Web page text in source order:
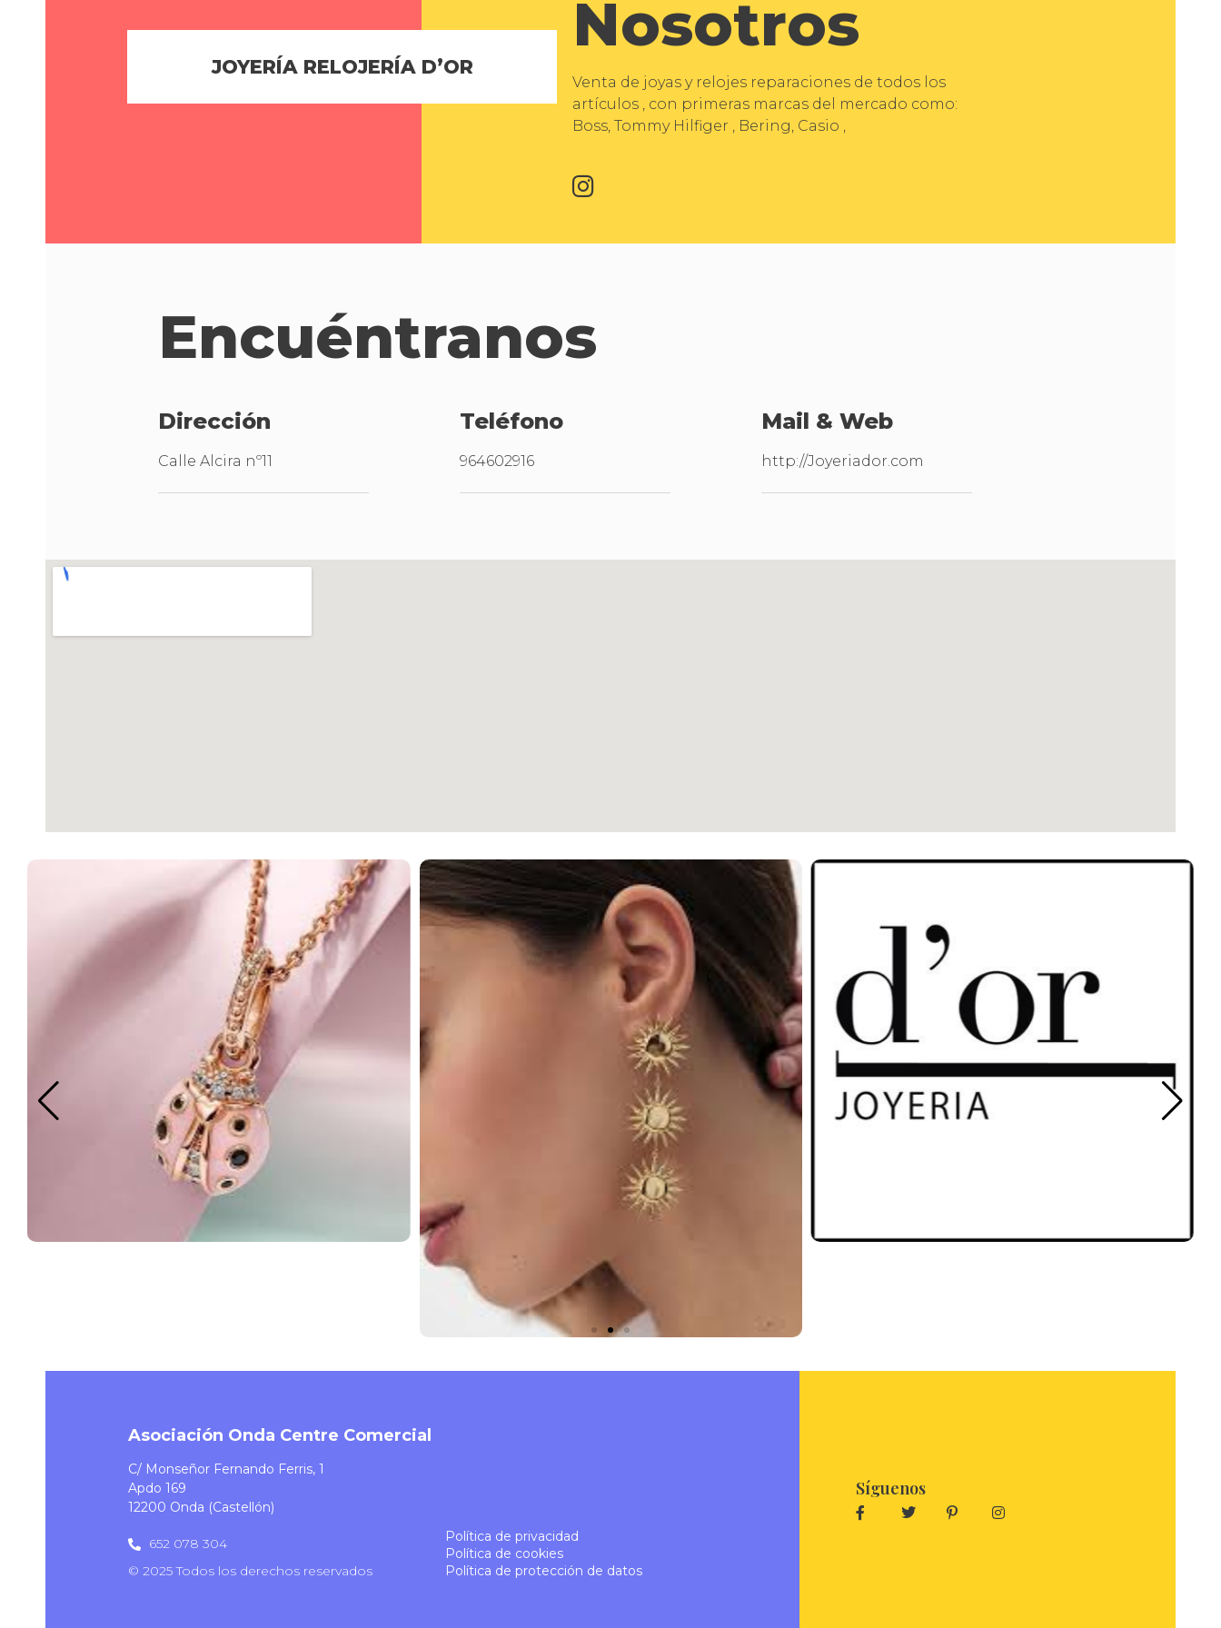
JOYERÍA RELOJERÍA D’OR
Nosotros
Venta de joyas y relojes reparaciones de todos los
artículos , con primeras marcas del mercado como:
Boss, Tommy Hilfiger , Bering, Casio ,
Encuéntranos
Dirección
Calle Alcira nº11
Teléfono
964602916
Mail & Web
http://Joyeriador.com
Asociación Onda Centre Comercial
C/ Monseñor Fernando Ferris, 1
Apdo 169
12200 Onda (Castellón)
652 078 304
© 2025 Todos los derechos reservados
Política de privacidad
Política de cookies
Política de protección de datos
Síguenos